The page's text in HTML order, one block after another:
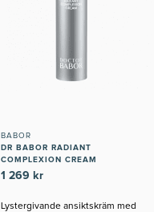
BABOR
DR BABOR RADIANT
COMPLEXION CREAM
1 269 kr
Lystergivande ansiktskräm med